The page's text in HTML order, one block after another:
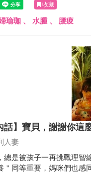
收藏
瑜珈 、 水腫、 腰痠
話】寶貝，謝謝你這
人妻
總是被孩子一再挑戰理
＂同等重要，媽咪們也感